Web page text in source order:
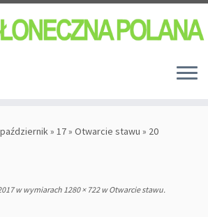
październik» 17» Otwarcie stawu » 20
w wymiarach 1280 × 722wOtwarcie stawu.